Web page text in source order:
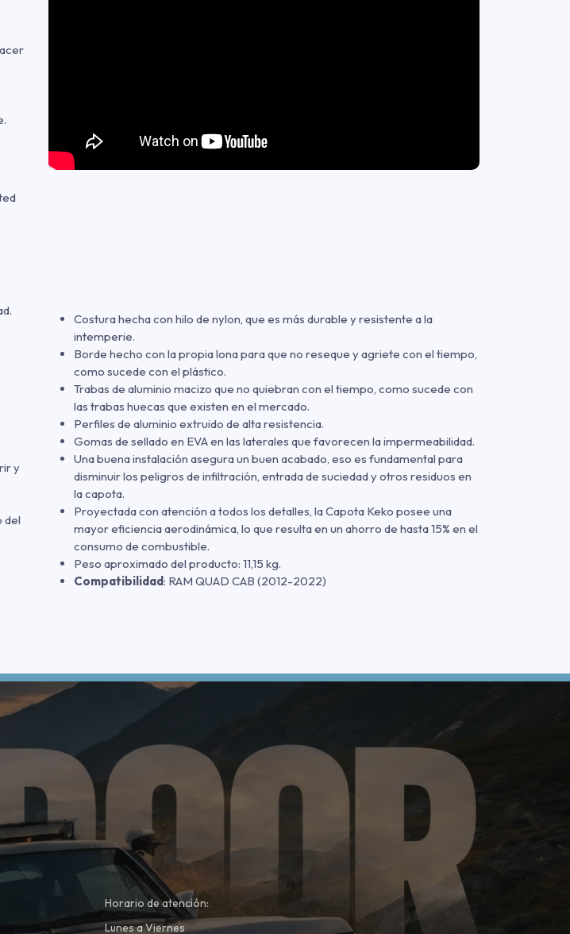
y
del
Costura hecha con hilo de nylon, que es más durable y resistente a la
intemperie.
Borde hecho con la propia lona para que no reseque y agriete con el tiempo,
como sucede con el plástico.
Trabas de aluminio macizo que no quiebran con el tiempo, como sucede con
las trabas huecas que existen en el mercado.
Perfiles de aluminio extruido de alta resistencia.
Gomas de sellado en EVA en las laterales que favorecen la impermeabilidad.
Una buena instalación asegura un buen acabado, eso es fundamental para
disminuir los peligros de infiltración, entrada de suciedad y otros residuos en
la capota.
Proyectada con atención a todos los detalles, la Capota Keko posee una
mayor eficiencia aerodinámica, lo que resulta en un ahorro de hasta 15% en el
consumo de combustible.
Peso aproximado del producto: 11,15 kg.
Compatibilidad: RAM QUAD CAB (2012-2022)
Horario de atención:
Lunes a Viernes